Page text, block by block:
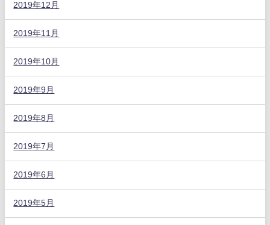
2019年12月
2019年11月
2019年10月
2019年9月
2019年8月
2019年7月
2019年6月
2019年5月